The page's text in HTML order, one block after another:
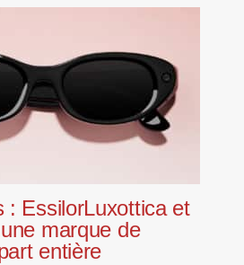
: EssilorLuxottica et
marque de
entière